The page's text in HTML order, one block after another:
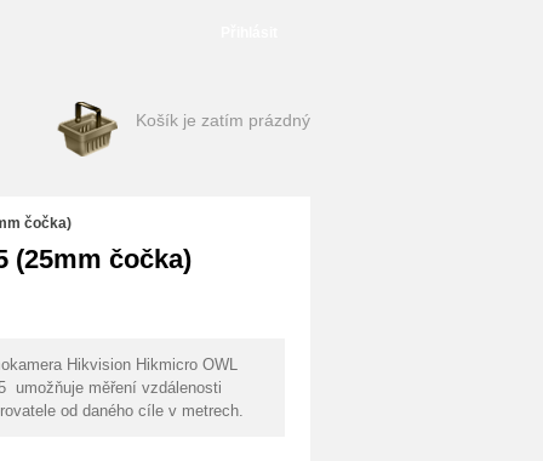
Košík je zatím prázdný
čočka)
(25mm čočka)
Hikvision Hikmicro OWL
umožňuje měření vzdálenosti
od daného cíle v metrech.